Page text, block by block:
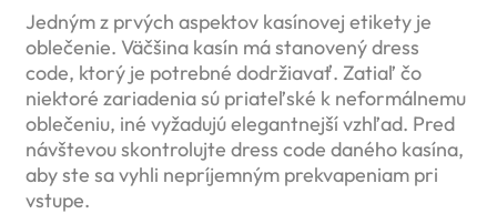
Jedným z prvých aspektov kasínovej etikety je
oblečenie. Väčšina kasín má stanovený dress
code, ktorý je potrebné dodržiavať. Zatiaľ čo
niektoré zariadenia sú priateľské k neformálnemu
oblečeniu, iné vyžadujú elegantnejší vzhľad. Pred
návštevou skontrolujte dress code daného kasína,
aby ste sa vyhli nepríjemným prekvapeniam pri
vstupe.